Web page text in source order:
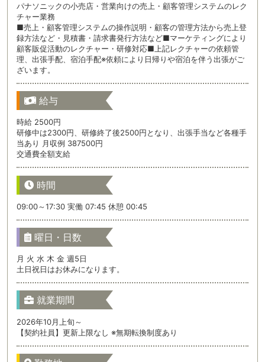
パナソニックの小売店・営業向けの売上・顧客管理システムのレク
チャー業務
■売上・顧客管理システムの操作説明・顧客の管理方法から売上登
録方法など・見積書・請求書発行方法など■マーケティングにより
顧客販促活動のレクチャー・研修対応■上記レクチャーの依頼管
理、出張手配、宿泊手配※依頼により日帰りや宿泊を伴う出張がご
ざいます。
給与
時給 2500円
研修中は2300円、研修終了後2500円となり、出張手当など各種手
当あり 月収例 387500円
交通費全額支給
時間
09:00～17:30 実働 07:45 休憩 00:45
曜日・日数
月 火 水 木 金 週5日
土日祝日はお休みになります。
就業期間
2026年10月上旬～
【契約社員】更新上限なし ※無期転換制度あり